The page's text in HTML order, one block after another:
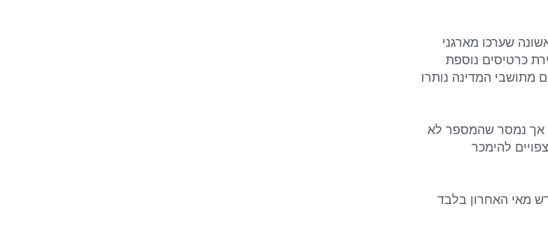
להגרלה הראשונה שערכו מארגני
כרטיסים נוספת
מתושבי המדינה נותרו
אך נמסר שהמספר לא
להימכר
של המשחקים נכנסו 24,250,000 איש בחודש מאי האחרון בלבד